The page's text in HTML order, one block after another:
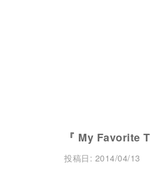
『 My Favorite
投稿日: 2014/04/13